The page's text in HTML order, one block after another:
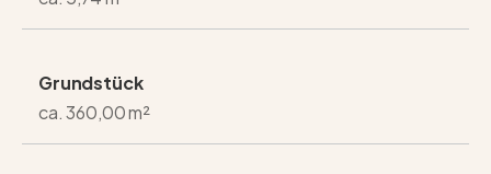
Grundstück
ca. 360,00 m²